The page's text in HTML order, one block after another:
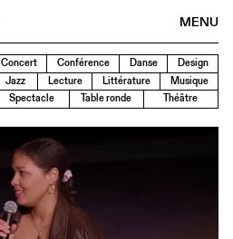
MENU
Concert Conférence Danse
Design
Jazz Lecture Littérature
Musique
Spectacle Table ronde Théâtre